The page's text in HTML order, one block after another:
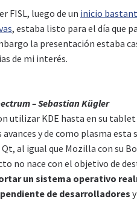
FISL, luego de un inicio
, estaba listo para el día que
la presentación estaba
de mi interés.
– Sebastian Kügler
utilizar KDE hasta en su tablet
y de como plasma esta
al igual que Mozilla con su
no nace con el objetivo de
un sistema operativo
de desarrolladores